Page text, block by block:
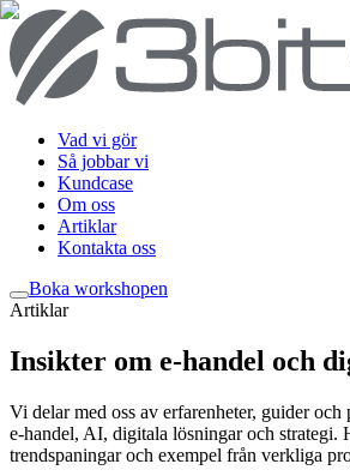
Vad vi gör
Så jobbar vi
Kundcase
Om oss
Artiklar
Kontakta oss
Boka workshopen
Artiklar
Insikter om e-handel och
Vi delar med oss av erfarenheter, guider
e-handel, AI, digitala lösningar och strategi.
trendspaningar och exempel från verkliga